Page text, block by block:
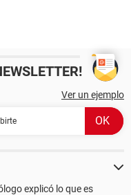
Ver un ejemplo
explicó lo que es